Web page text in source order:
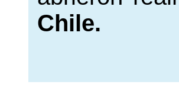
Chile.